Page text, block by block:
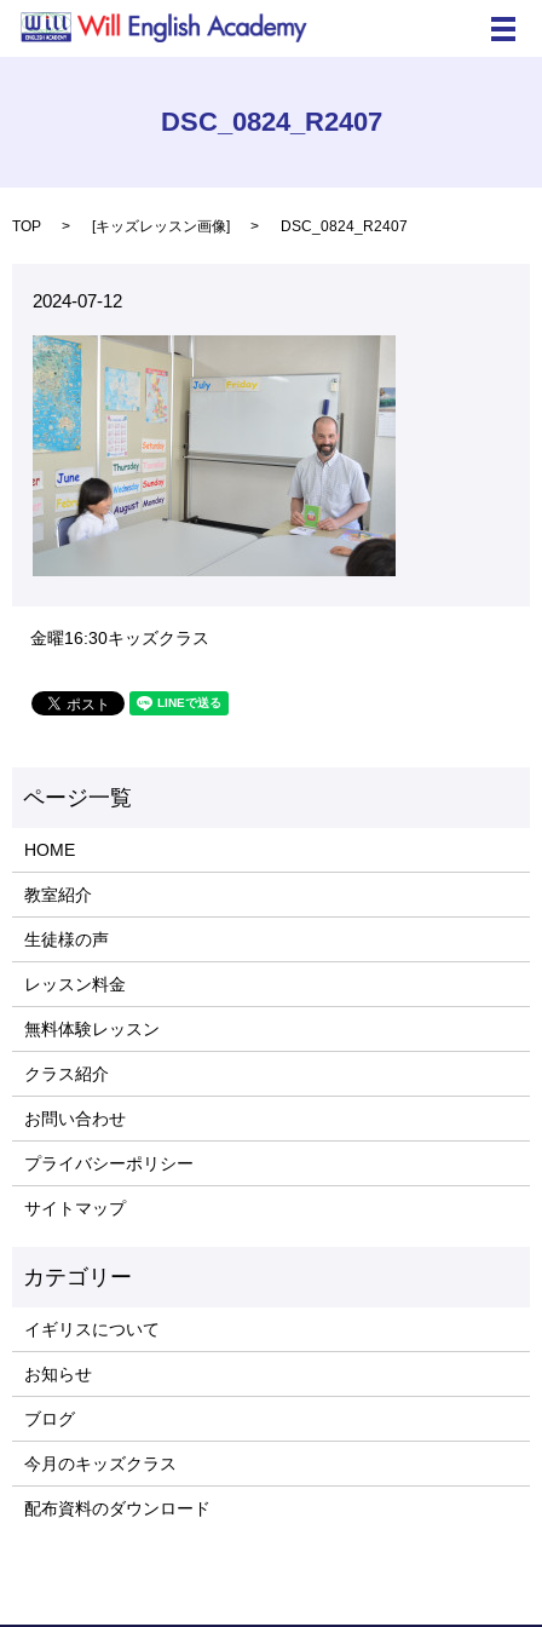
メ
DSC_0824_R2407
TOP [キッズレッスン画像] DSC_0824_R2407
2024-07-12
金曜16:30キッズクラス
HOME
教室紹介
生徒様の声
レッスン料金
無料体験レッスン
クラス紹介
お問い合わせ
プライバシーポリシー
サイトマップ
イギリスについて
お知らせ
ブログ
今月のキッズクラス
配布資料のダウンロード